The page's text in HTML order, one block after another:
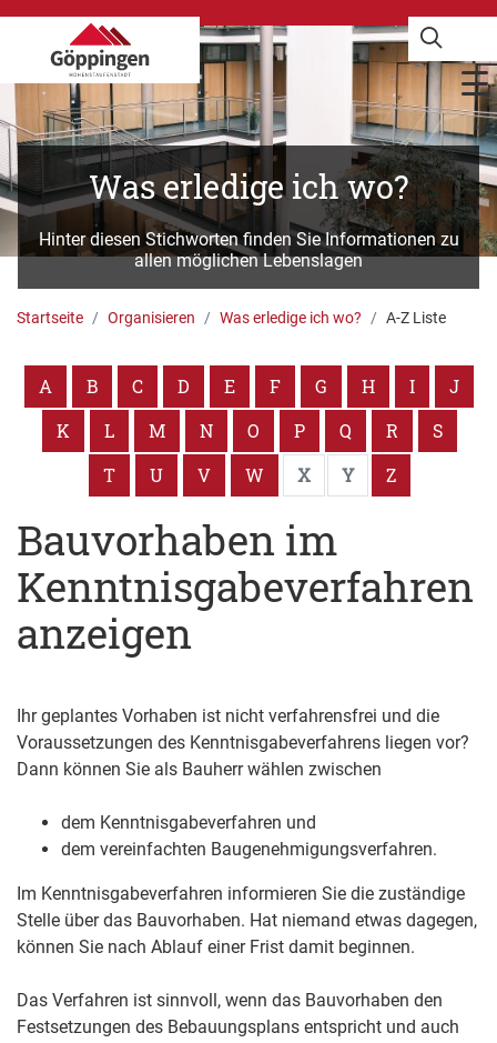
Was erledige ich wo?
Hinter diesen Stichworten finden Sie Informationen zu
allen möglichen Lebenslagen
Startseite Organisieren Was erledige ich wo? A-Z Liste
A B C D E F G H I
J
K
L M N O P Q R
S
T
U V W X Y Z
Bauvorhaben im
Kenntnisgabeverfahren
anzeigen
Ihr geplantes Vorhaben ist nicht verfahrensfrei und die
Voraussetzungen des Kenntnisgabeverfahrens liegen vor?
Dann können Sie als Bauherr wählen zwischen
dem Kenntnisgabeverfahren und
dem vereinfachten Baugenehmigungsverfahren.
Im Kenntnisgabeverfahren informieren Sie die zuständige
Stelle über das Bauvorhaben. Hat niemand etwas dagegen,
können Sie nach Ablauf einer Frist damit beginnen.
Das Verfahren ist sinnvoll, wenn das Bauvorhaben den
Festsetzungen des Bebauungsplans entspricht und auch